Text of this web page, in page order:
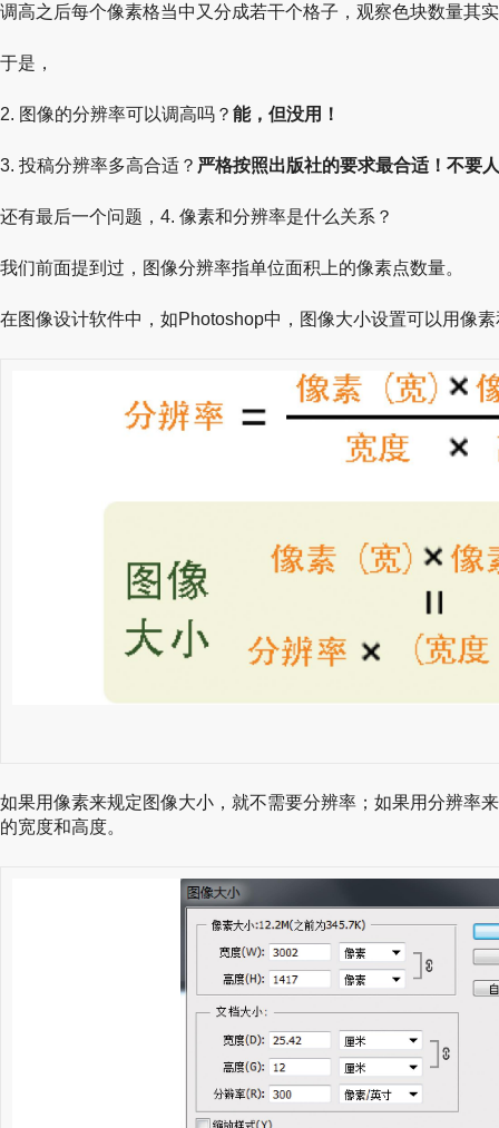
调高之后每个像素格当中又分成若干个格子，观察色块数量其
于是，
2. 图像的分辨率可以调高吗？ 能，但没用！
3. 投稿分辨率多高合适？ 严格按照出版社的要求最合适！不要
还有最后一个问题，4. 像素和分辨率是什么关系？
我们前面提到过，图像分辨率指单位面积上的像素点数量。
在图像设计软件中，如Photoshop中，图像大小设置可以用像
如果用像素来规定图像大小，就不需要分辨率；如果用分辨率
的宽度和高度。